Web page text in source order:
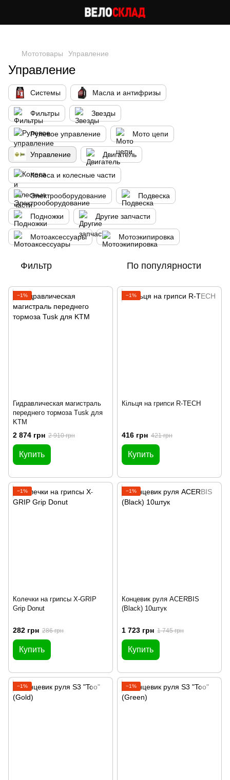
Мототовары Управление
Управление
Системы Масла и антифризы
Фильтры Звезды
Рулевое управление Мото цепи
Управление Двигатель
Колеса и колесные части
Электрооборудование Подвеска
Подножки Другие запчасти
Мотоаксессуары Мотоэкипировка
Фильтр По популярности
−1%
Гидравлическая магистраль
переднего тормоза Tusk для
KTM
2 874 грн 2 910 грн
Купить
−1%
Кільця на грипси R-TECH
416 грн 421 грн
Купить
−1%
Колечки на грипсы X-GRIP
Grip Donut
282 грн 286 грн
Купить
−1%
Концевик руля ACERBIS
(Black) 10штук
1 723 грн 1 745 грн
Купить
−1% −1%